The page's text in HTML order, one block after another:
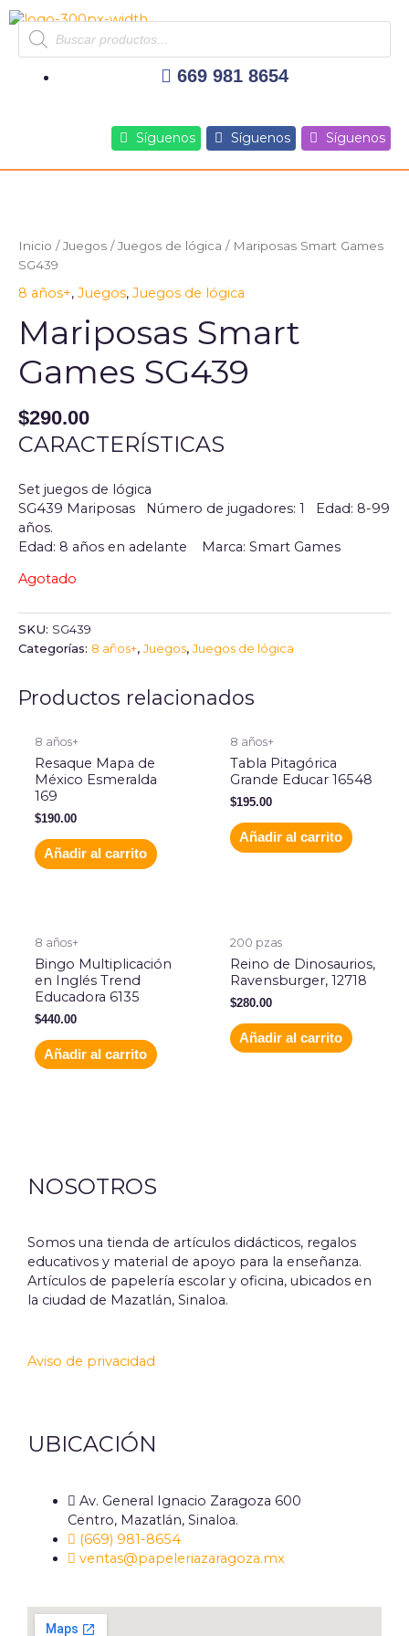
al
contenido
Products
search
669 981 8654
Síguenos Síguenos Síguenos
Inicio /Juegos /Juegos de lógica / Mariposas Smart Games
SG439
8 años+, Juegos, Juegos de lógica
Mariposas Smart
Games SG439
$290.00
CARACTERÍSTICAS
Set juegos de lógica
SG439 Mariposas Número de jugadores: 1 Edad: 8-99
años.
Edad: 8 años en adelante Marca: Smart Games
Agotado
SKU: SG439
Categorías: 8 años+, Juegos, Juegos de lógica
Productos relacionados
8 años+
Resaque Mapa de
México Esmeralda
169
$190.00
Añadir al carrito
8 años+
Tabla Pitagórica
Grande Educar 16548
$195.00
Añadir al carrito
8 años+
Bingo Multiplicación
en Inglés Trend
Educadora 6135
$440.00
Añadir al carrito
200 pzas
Reino de Dinosaurios,
Ravensburger, 12718
$280.00
Añadir al carrito
NOSOTROS
Somos una tienda de artículos didácticos, regalos
educativos y material de apoyo para la enseñanza.
Artículos de papelería escolar y oficina, ubicados en
la ciudad de Mazatlán, Sinaloa.
Aviso de privacidad
UBICACIÓN
Av. General Ignacio Zaragoza 600
Centro, Mazatlán, Sinaloa.
(669) 981-8654
ventas@papeleriazaragoza.mx